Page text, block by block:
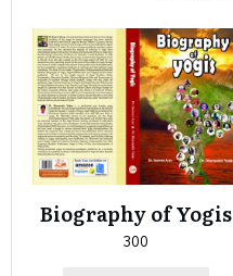
Biography of Yogis
300